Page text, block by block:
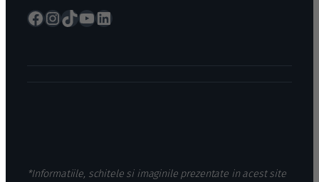
Facebook Instagram TikTok YouTube LinkedIn
*Informatiile, schitele si imaginile prezentate in acest site